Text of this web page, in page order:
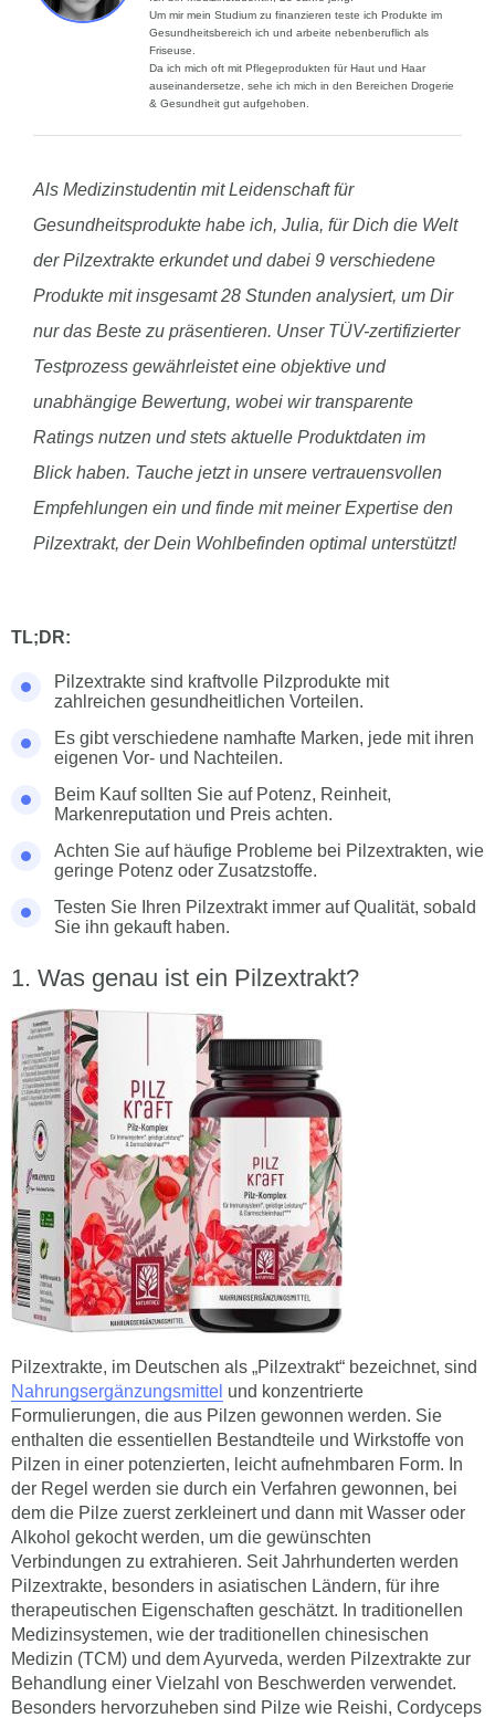
Um mir mein Studium zu finanzieren teste ich Produkte im
Gesundheitsbereich ich und arbeite nebenberuflich als
Friseuse.
Da ich mich oft mit Pflegeprodukten für Haut und Haar
auseinandersetze, sehe ich mich in den Bereichen Drogerie
& Gesundheit gut aufgehoben.
Als Medizinstudentin mit Leidenschaft für
Gesundheitsprodukte habe ich, Julia, für Dich die Welt
der Pilzextrakte erkundet und dabei 9 verschiedene
Produkte mit insgesamt 28 Stunden analysiert, um Dir
nur das Beste zu präsentieren. Unser TÜV-zertifizierter
Testprozess gewährleistet eine objektive und
unabhängige Bewertung, wobei wir transparente
Ratings nutzen und stets aktuelle Produktdaten im
Blick haben. Tauche jetzt in unsere vertrauensvollen
Empfehlungen ein und finde mit meiner Expertise den
Pilzextrakt, der Dein Wohlbefinden optimal unterstützt!
TL;DR:
Pilzextrakte sind kraftvolle Pilzprodukte mit
zahlreichen gesundheitlichen Vorteilen.
Es gibt verschiedene namhafte Marken, jede mit ihren
eigenen Vor- und Nachteilen.
Beim Kauf sollten Sie auf Potenz, Reinheit,
Markenreputation und Preis achten.
Achten Sie auf häufige Probleme bei Pilzextrakten, wie
geringe Potenz oder Zusatzstoffe.
Testen Sie Ihren Pilzextrakt immer auf Qualität, sobald
Sie ihn gekauft haben.
Was genau ist ein Pilzextrakt?
Pilzextrakte, im Deutschen als „Pilzextrakt“ bezeichnet, sind
Nahrungsergänzungsmittel und konzentrierte
Formulierungen, die aus Pilzen gewonnen werden. Sie
enthalten die essentiellen Bestandteile und Wirkstoffe von
Pilzen in einer potenzierten, leicht aufnehmbaren Form. In
der Regel werden sie durch ein Verfahren gewonnen, bei
dem die Pilze zuerst zerkleinert und dann mit Wasser oder
Alkohol gekocht werden, um die gewünschten
Verbindungen zu extrahieren. Seit Jahrhunderten werden
Pilzextrakte, besonders in asiatischen Ländern, für ihre
therapeutischen Eigenschaften geschätzt. In traditionellen
Medizinsystemen, wie der traditionellen chinesischen
Medizin (TCM) und dem Ayurveda, werden Pilzextrakte zur
Behandlung einer Vielzahl von Beschwerden verwendet.
Besonders hervorzuheben sind Pilze wie Reishi, Cordyceps